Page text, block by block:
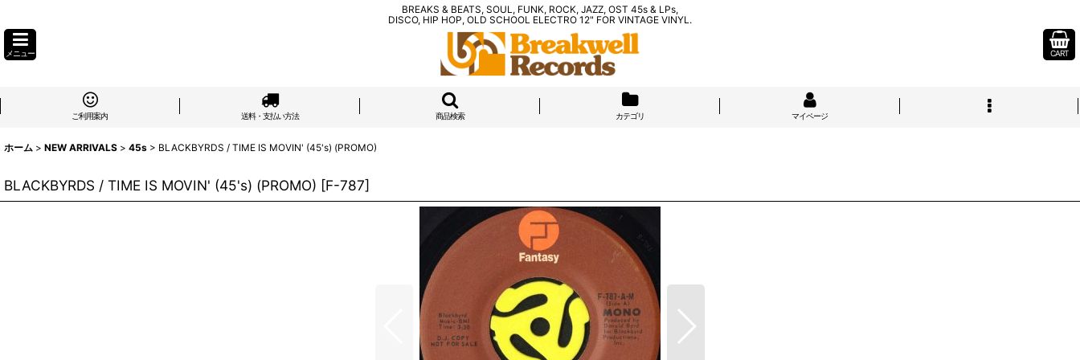
BREAKS & BEATS, SOUL, FUNK, ROCK, JAZZ, OST 45s & LPs,
DISCO, HIP HOP, OLD SCHOOL ELECTRO 12" FOR VINTAGE VINYL.
メニュー CART
ご利用案内 送料・支払い方法 商品検索 カテゴリ マイページ
ホーム > NEW ARRIVALS > 45s > BLACKBYRDS / TIME IS MOVIN' (45's) (PROMO)
BLACKBYRDS / TIME IS MOVIN' (45's) (PROMO) [F-787]